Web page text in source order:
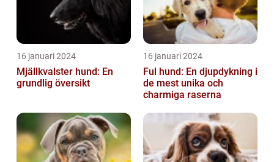
16 januari 2024
Mjällkvalster hund: En
grundlig översikt
16 januari 2024
Ful hund: En djupdykning i
de mest unika och
charmiga raserna